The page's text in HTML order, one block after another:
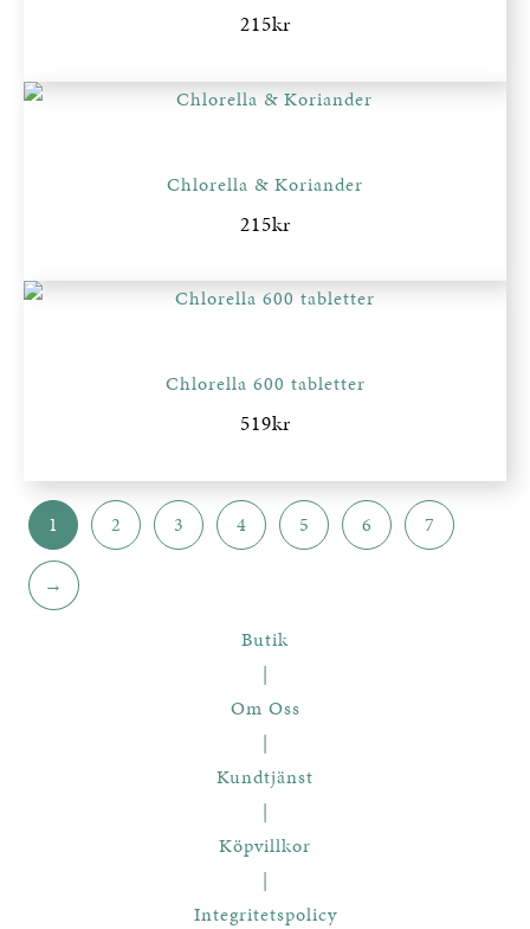
215kr
Chlorella & Koriander
215kr
Chlorella 600 tabletter
519kr
1 2 3 4 5 6 7
→
Butik
|
Om Oss
|
Kundtjänst
|
Köpvillkor
|
Integritetspolicy